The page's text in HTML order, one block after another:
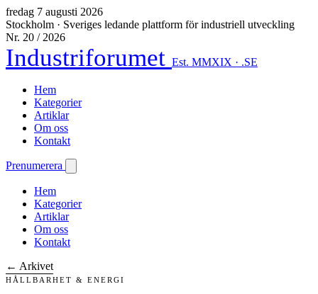
fredag 7 augusti 2026
Stockholm · Sveriges ledande plattform för industriell utveckling
Nr. 20 / 2026
Industriforumet Est. MMXIX · .SE
Hem
Kategorier
Artiklar
Om oss
Kontakt
Prenumerera
Hem
Kategorier
Artiklar
Om oss
Kontakt
← Arkivet
HÅLLBARHET & ENERGI